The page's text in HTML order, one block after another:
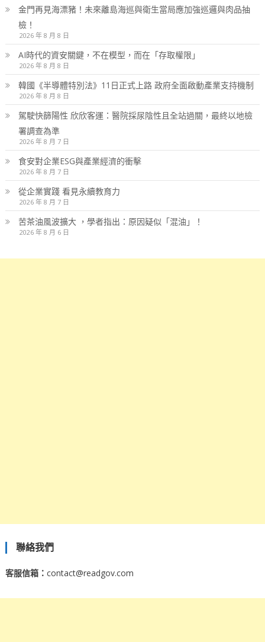
金門再見海漂豬！未來離島海巡與衛生當局應加強巡邏與肉品抽
檢！
2026 年 8 月 8 日
AI時代的資安關鍵，不在模型，而在「存取權限」
2026 年 8 月 8 日
韓國《半導體特別法》11日正式上路 政府全面啟動產業支持機制
2026 年 8 月 8 日
駕駛快篩陽性 欣欣客運：醫院採尿陰性且全站過關，最終以地檢
署調查為準
2026 年 8 月 7 日
食安對企業ESG與產業經濟的衝擊
2026 年 8 月 7 日
從企業實踐 看見永續教育力
2026 年 8 月 7 日
苦茶油風波擴大 ，學者指出：原因疑似「混油」！
2026 年 8 月 6 日
聯絡我們
客服信箱： contact@readgov.com